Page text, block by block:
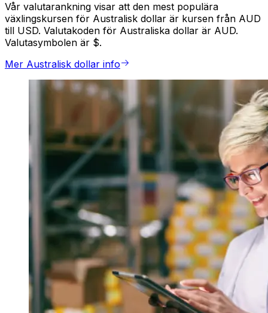
Vår valutarankning visar att den mest populära
växlingskursen för Australisk dollar är kursen från AUD
till USD. Valutakoden för Australiska dollar är AUD.
Valutasymbolen är $.
Mer Australisk dollar info